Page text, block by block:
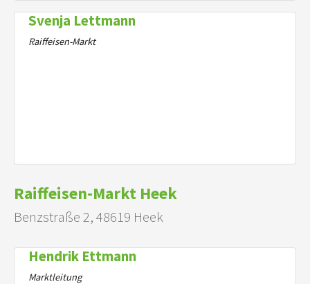
Svenja Lettmann
Raiffeisen-Markt
Raiffeisen-Markt Heek
Benzstraße 2, 48619 Heek
Hendrik Ettmann
Marktleitung